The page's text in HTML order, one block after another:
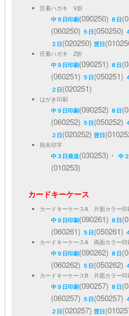
圧着ハガキ V折
中９日印刷(090250) ８日
(060250) ５日(050250)
２日(020250)翌日
圧着ハガキ Z折
中９日印刷(090251) ８日
(060251) ５日(050251)
２日(020251)
はがき印刷
中９日印刷(090252) ８日
(060252) ５日(050252)
２日(020252)翌日
宛名印字
中３日発送(030253)・中
(010253)
カードキーケース
カードキーケースA 片面カラー
中９日印刷(090261) ８日
(060261) ５日(050261)
カードキーケースA 両面カラー
中９日印刷(090262) ８日
(060262) ５日(050262)
カードキーケースB 片面カラー印
中９日印刷(090257) ８日
(060257) ５日(050257)
２日(020257)翌日